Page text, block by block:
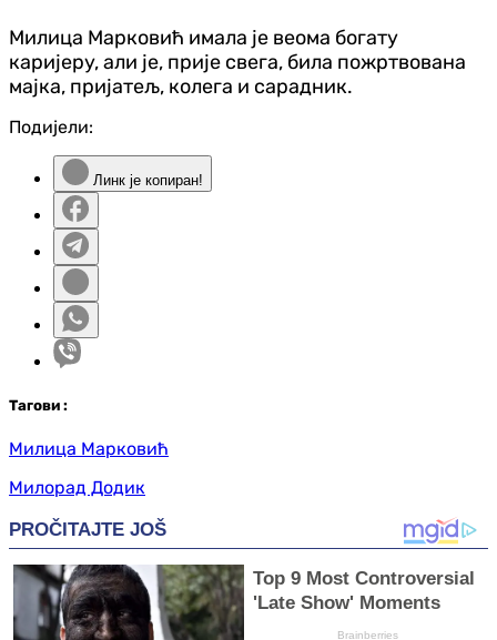
Милица Марковић имала је веома богату
каријеру, али је, прије свега, била пожртвована
мајка, пријатељ, колега и сарадник.
Подијели:
Линк је копиран!
Тагови :
Милица Марковић
Милорад Додик